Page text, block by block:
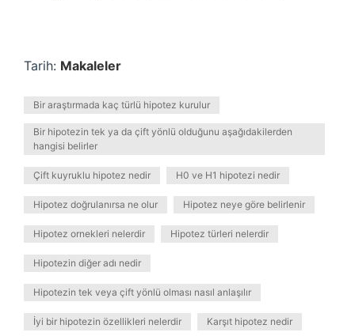
Tarih: Makaleler
Bir araştırmada kaç türlü hipotez kurulur
Bir hipotezin tek ya da çift yönlü olduğunu aşağıdakilerden
hangisi belirler
Çift kuyruklu hipotez nedir H0 ve H1 hipotezi nedir
Hipotez doğrulanırsa ne olur Hipotez neye göre belirlenir
Hipotez ornekleri nelerdir Hipotez türleri nelerdir
Hipotezin diğer adı nedir
Hipotezin tek veya çift yönlü olması nasıl anlaşılır
İyi bir hipotezin özellikleri nelerdir Karşıt hipotez nedir